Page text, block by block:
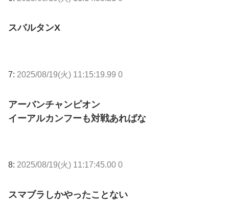
スバルタンX
7: 2025/08/19(火) 11:15:19.99 0
アーバンチャンピオン
イーアルカンフーも対戦あればな
8: 2025/08/19(火) 11:17:45.00 0
スマブラしかやったことない